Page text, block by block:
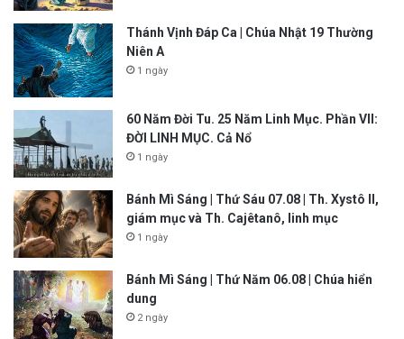
Thánh Vịnh Đáp Ca | Chúa Nhật 19 Thường
Niên A
1 ngày
60 Năm Đời Tu. 25 Năm Linh Mục. Phần VII:
ĐỜI LINH MỤC. Cả Nổ
1 ngày
Bánh Mì Sáng | Thứ Sáu 07.08 | Th. Xystô II,
giám mục và Th. Cajêtanô, linh mục
1 ngày
Bánh Mì Sáng | Thứ Năm 06.08 | Chúa hiển
dung
2 ngày